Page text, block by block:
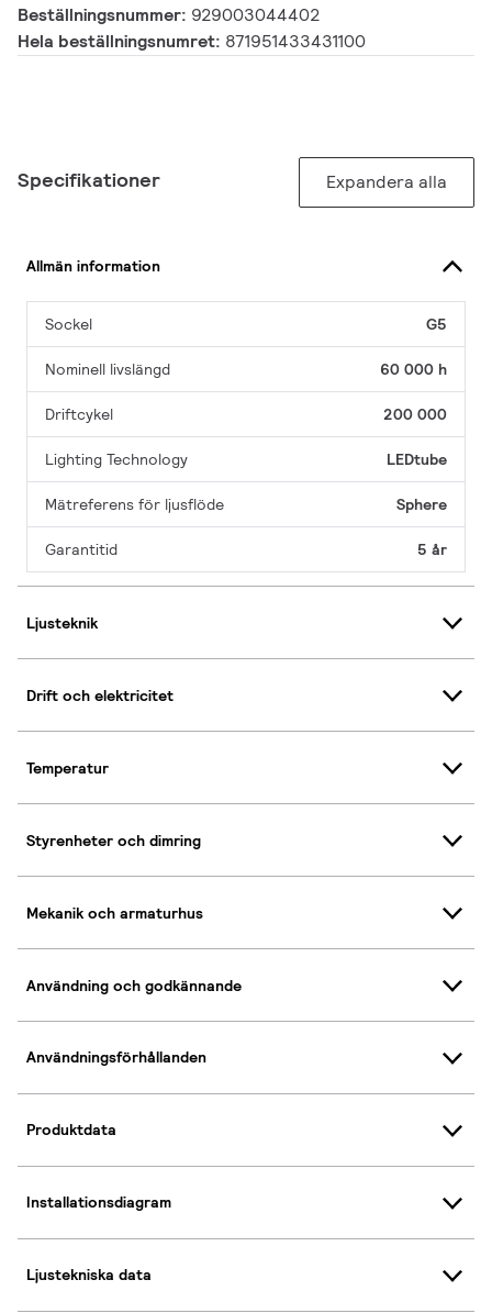
Beställningsnummer: 929003044402
Hela beställningsnumret: 871951433431100
Specifikationer Expandera alla
Allmän information
Sockel G5
Nominell livslängd 60 000 h
Driftcykel 200 000
Lighting Technology LEDtube
Mätreferens för ljusflöde Sphere
Garantitid 5 år
Ljusteknik
Drift och elektricitet
Temperatur
Styrenheter och dimring
Mekanik och armaturhus
Användning och godkännande
Användningsförhållanden
Produktdata
Installationsdiagram
Ljustekniska data